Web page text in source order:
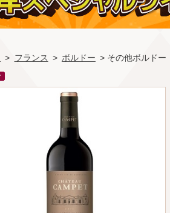
> フランス > ボルドー > その他ボルドー